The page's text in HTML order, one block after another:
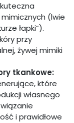
(lwie
łapki”).
przy
żywej mimiki
tkankowe:
które
własnego
i prawidłowe